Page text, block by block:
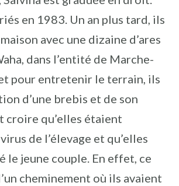
en 1983. Un an plus tard, ils
avec une dizaine d’ares
dans l’entité de Marche-
pour entretenir le terrain, ils
d’une brebis et de son
croire qu’elles étaient
de l’élevage et qu’elles
le jeune couple. En effet, ce
cheminement où ils avaient